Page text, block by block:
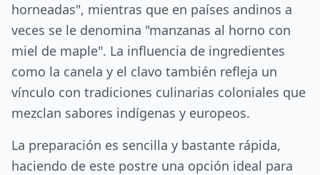
horneadas", mientras que en países andinos a
veces se le denomina "manzanas al horno con
miel de maple". La influencia de ingredientes
como la canela y el clavo también refleja un
vínculo con tradiciones culinarias coloniales que
mezclan sabores indígenas y europeos.
La preparación es sencilla y bastante rápida,
haciendo de este postre una opción ideal para